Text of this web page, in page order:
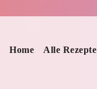
Home Alle Rezepte